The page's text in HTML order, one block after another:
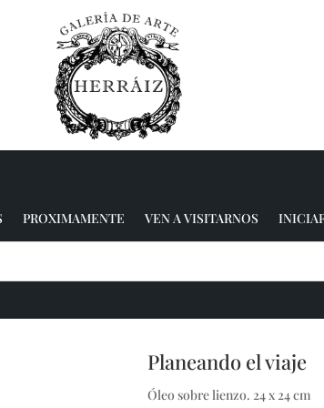
PROXIMAMENTE VEN A VISITARNOS
Planeando el viaje
Óleo sobre lienzo. 24 x 24 cm